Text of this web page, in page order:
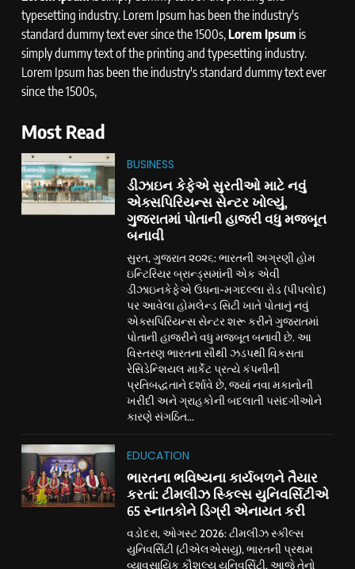
typesetting industry. Lorem Ipsum has been the industry's
standard dummy text ever since the 1500s,Lorem Ipsum is
simply dummy text of the printing and typesetting industry.
Lorem Ipsum has been the industry's standard dummy text ever
since the 1500s,
Most Read
BUSINESS
ડીઝાઇન કેફેએ સુરતીઓ માટે નવું
એક્સપિરિયન્સ સેન્ટર ખોલ્યું,
ગુજરાતમાં પોતાની હાજરી વધુ મજબૂત
બનાવી
સુરત, ગુજરાત ૨૦૨૬: ભારતની અગ્રણી હોમ
ઇન્ટિરિયર બ્રાન્ડ્સમાંની એક એવી
ડીઝાઇનકેફેએ ઉધના-મગદલ્લા રોડ (પીપલોદ)
પર આવેલા હોમલેન્ડ સિટી ખાતે પોતાનું નવું
એક્સપિરિયન્સ સેન્ટર શરૂ કરીને ગુજરાતમાં
પોતાની હાજરીને વધુ મજબૂત બનાવી છે. આ
વિસ્તરણ ભારતના સૌથી ઝડપથી વિકસતા
રેસિડેન્શિયલ માર્કેટ પ્રત્યે કંપનીની
પ્રતિબદ્ધતાને દર્શાવે છે, જ્યાં નવા મકાનોની
ખરીદી અને ગ્રાહકોની બદલાતી પસંદગીઓને
કારણે સંગઠિત...
EDUCATION
ભારતના ભવિષ્યના કાર્યબળને તૈયાર
કરતાં: ટીમલીઝ સ્કિલ્સ યુનિવર્સિટીએ
65 સ્નાતકોને ડિગ્રી એનાયત કરી
વડોદરા, ઓગસ્ટ 2026: ટીમલીઝ સ્કીલ્સ
યુનિવર્સિટી (ટીએલએસયુ), ભારતની પ્રથમ
વ્યાવસાયિક કૌશલ્ય યુનિવર્સિટી, આજે તેનો